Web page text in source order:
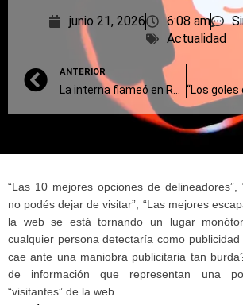
junio 21, 2026 6:08 am
Actualidad
ANTERIOR
La interna flameó en Rosario
“Las 10 mejores opciones de
no podés dejar de visitar”, “Las mejores
la web se está tornando un lugar
cualquier persona detectaría como
cae ante una maniobra publicitaria tan
de información que representan una
“visitantes” de la web.